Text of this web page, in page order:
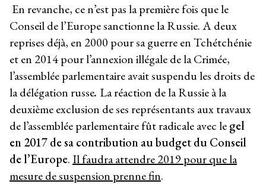
En revanche, ce n’est pas la première fois que le
Conseil de l’Europe sanctionne la Russie. A deux
reprises déjà, en 2000 pour sa guerre en Tchétchénie
et en 2014 pour l’annexion illégale de la Crimée,
l’assemblée parlementaire avait suspendu les droits de
la délégation russe. La réaction de la Russie à la
deuxième exclusion de ses représentants aux travaux
de l’assemblée parlementaire fût radicale avec legel
en 2017 de sa contribution au budget du Conseil
de l’Europe. Il faudra attendre 2019 pour que la
mesure de suspension prenne fin.